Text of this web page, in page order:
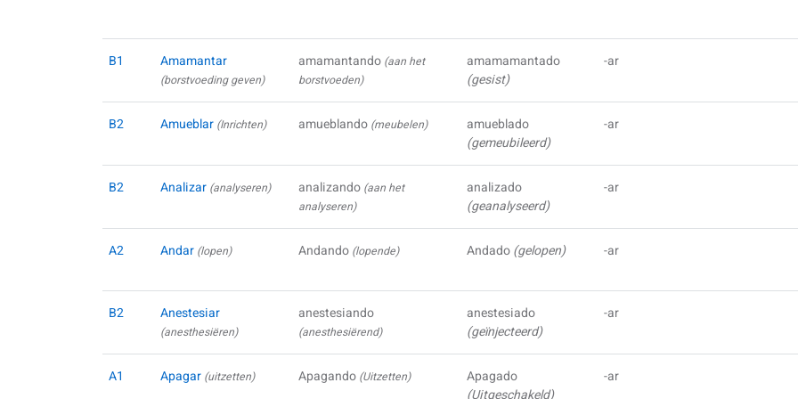
B1 Amamantar
(borstvoeding geven)
amamantando (aan het
borstvoeden)
amamamantado
(gesist)
-ar
B2 Amueblar (Inrichten) amueblando (meubelen)
amueblado
(gemeubileerd)
-ar
B2 Analizar (analyseren) analizando (aan het
analyseren)
analizado
(geanalyseerd)
-ar
A2 Andar (lopen) Andando (lopende) Andado(gelopen) -ar
B2 Anestesiar
(anesthesiëren)
anestesiando
(anesthesiërend)
anestesiado
(geïnjecteerd)
-ar
A1 Apagar (uitzetten) Apagando (Uitzetten)
Apagado
(Uitgeschakeld)
-ar